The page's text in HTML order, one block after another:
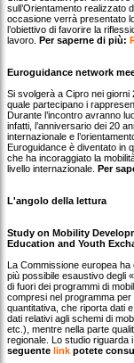
sull’Orientamento realizzato
occasione verrà presentato
l’obiettivo di favorire la
lavoro. Per saperne di più:
Euroguidance network
Si svolgerà a Cipro nei giorni
quale partecipano i
Durante l’incontro avranno
infatti, l’anniversario dei 20
internazionale e
Euroguidance è diventato in
che ha incoraggiato la
livello internazionale. Per
L'angolo della lettura
Study on Mobility
Education and Youth
La Commissione europea
più possibile esaustivo degli
di fuori dei programmi di
compresi nel programma per
quantitativa, che riporta dati
dati relativi agli schemi di
etc.), mentre nella parte
regionale. Lo studio riguarda
seguente link potete